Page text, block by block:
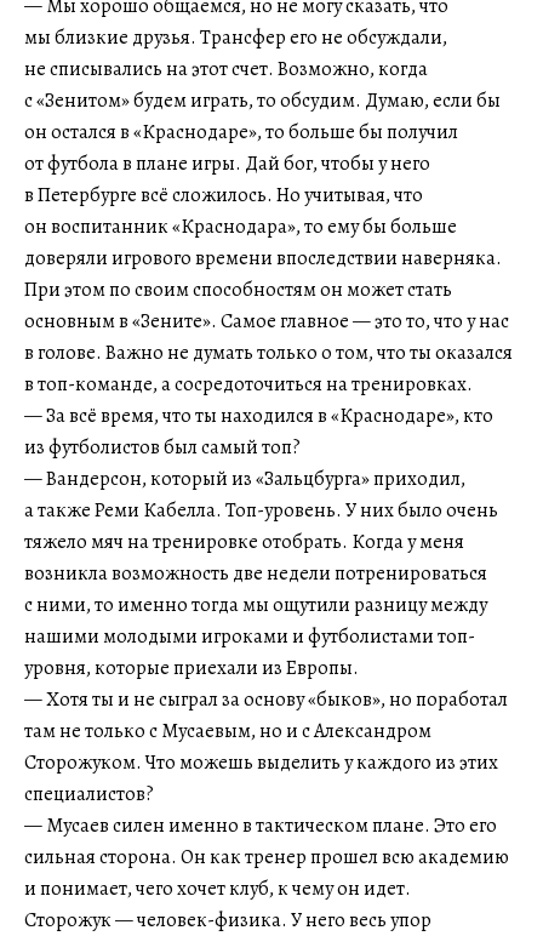
— Мы хорошо общаемся, но не могу сказать, что
мы близкие друзья. Трансфер его не обсуждали,
не списывались на этот счет. Возможно, когда
с «Зенитом» будем играть, то обсудим. Думаю, если бы
он остался в «Краснодаре», то больше бы получил
от футбола в плане игры. Дай бог, чтобы у него
в Петербурге всё сложилось. Но учитывая, что
он воспитанник «Краснодара», то ему бы больше
доверяли игрового времени впоследствии наверняка.
При этом по своим способностям он может стать
основным в «Зените». Самое главное — это то, что у нас
в голове. Важно не думать только о том, что ты оказался
в топ-команде, а сосредоточиться на тренировках.
— За всё время, что ты находился в «Краснодаре», кто
из футболистов был самый топ?
— Вандерсон, который из «Зальцбурга» приходил,
а также Реми Кабелла. Топ-уровень. У них было очень
тяжело мяч на тренировке отобрать. Когда у меня
возникла возможность две недели потренироваться
с ними, то именно тогда мы ощутили разницу между
нашими молодыми игроками и футболистами топ-
уровня, которые приехали из Европы.
— Хотя ты и не сыграл за основу «быков», но поработал
там не только с Мусаевым, но и с Александром
Сторожуком. Что можешь выделить у каждого из этих
специалистов?
— Мусаев силен именно в тактическом плане. Это его
сильная сторона. Он как тренер прошел всю академию
и понимает, чего хочет клуб, к чему он идет.
Сторожук — человек-физика. У него весь упор